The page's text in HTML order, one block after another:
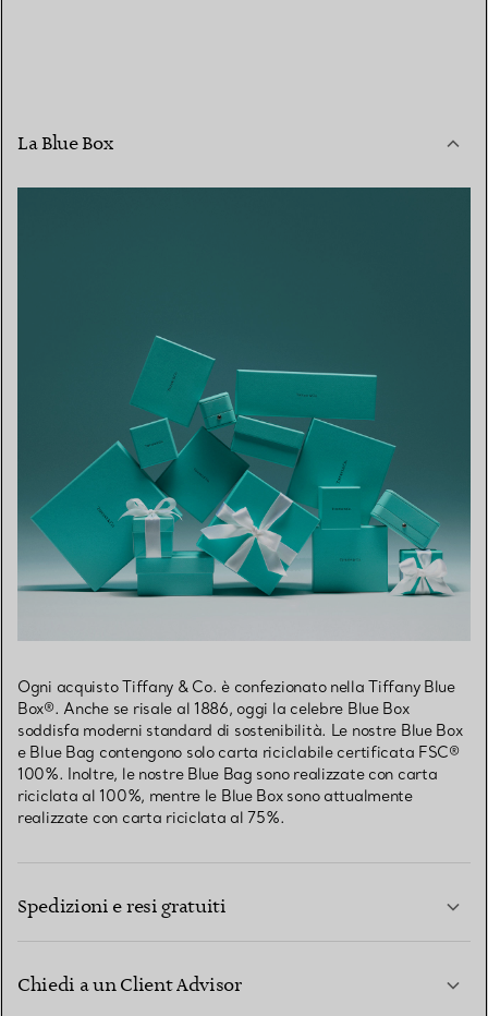
La Blue Box
Ogni acquisto Tiffany & Co. è confezionato nella Tiffany Blue
Box®. Anche se risale al 1886, oggi la celebre Blue Box
soddisfa moderni standard di sostenibilità. Le nostre Blue Box
e Blue Bag contengono solo carta riciclabile certificata FSC®
100%. Inoltre, le nostre Blue Bag sono realizzate con carta
riciclata al 100%, mentre le Blue Box sono attualmente
realizzate con carta riciclata al 75%.
Spedizioni e resi gratuiti
Chiedi a un Client Advisor